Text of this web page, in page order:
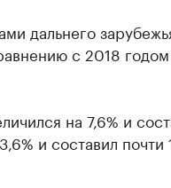
дальнего
с 2018
на 7,6% и
и составил почти